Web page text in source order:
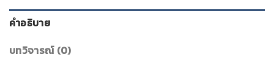
คำอธิบาย
บทวิจารณ์ (0)